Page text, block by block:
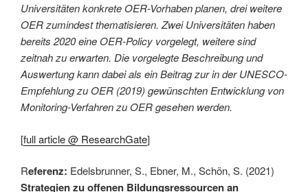
Universitäten konkrete OER-Vorhaben planen, drei weitere
OER zumindest thematisieren. Zwei Universitäten haben
bereits 2020 eine OER-Policy vorgelegt, weitere sind
zeitnah zu erwarten. Die vorgelegte Beschreibung und
Auswertung kann dabei als ein Beitrag zur in der UNESCO-
Empfehlung zu OER (2019) gewünschten Entwicklung von
Monitoring-Verfahren zu OER gesehen werden.
[full article @ ResearchGate]
Referenz: Edelsbrunner, S., Ebner, M., Schön, S. (2021)
Strategien zu offenen Bildungsressourcen an